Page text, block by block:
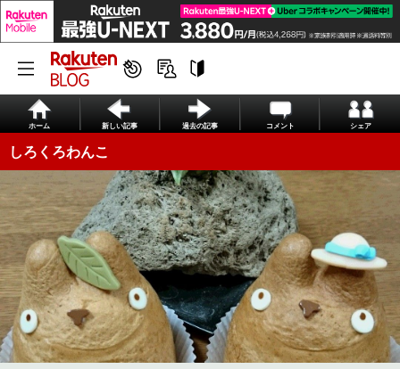
ホーム 新しい記事 過去の記事 コメント シェア
しろくろわんこ